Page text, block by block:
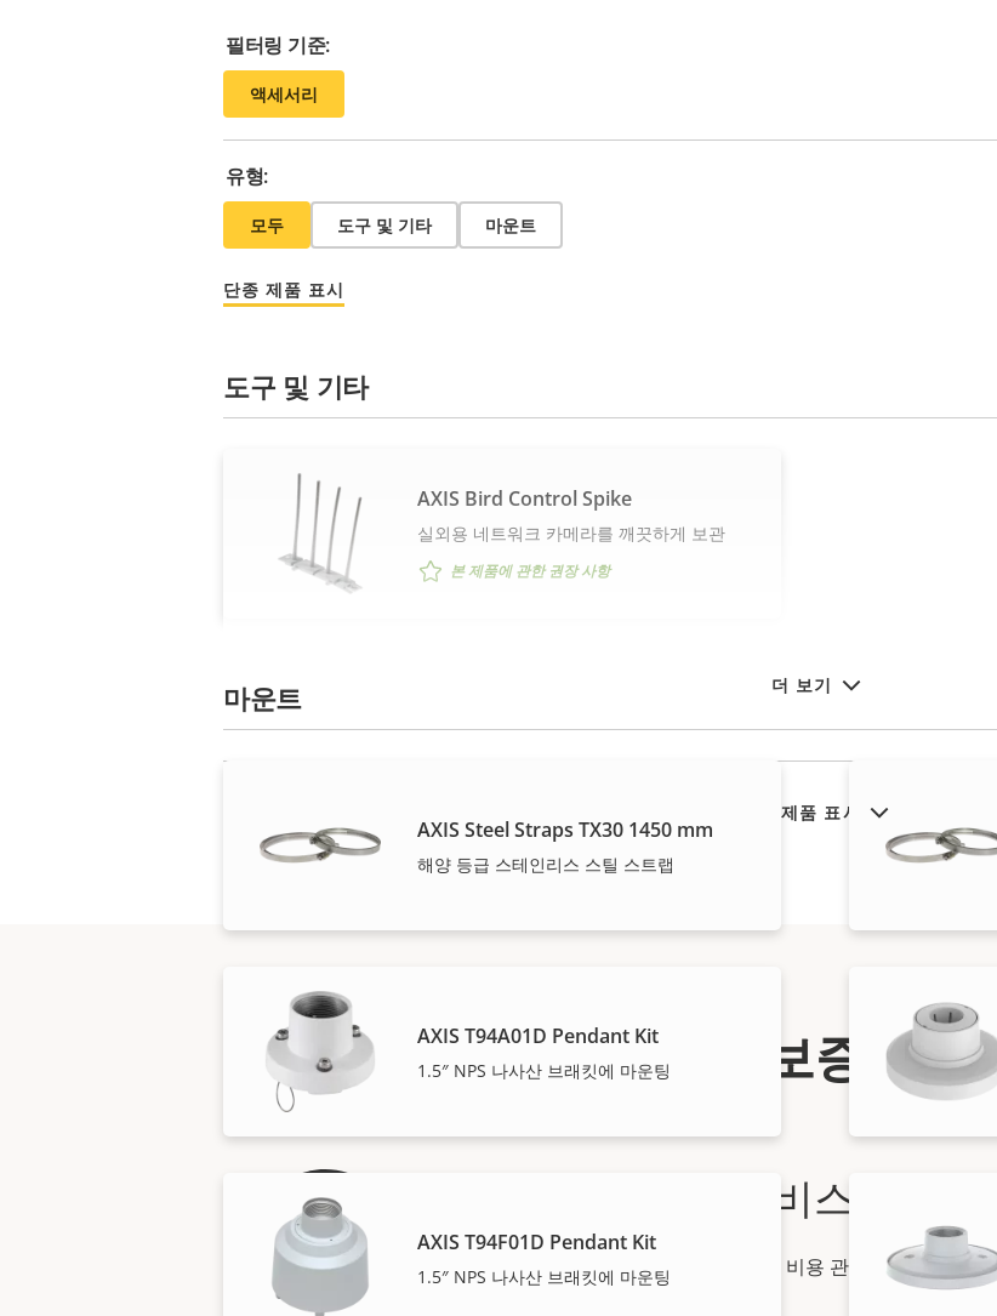
필터링 기준:
액세서리
유형:
모두 도구 및 기타 마운트
단종 제품 표시
더 보기
도구 및 기타
AXIS Bird Control Spike
실외용 네트워크 카메라를 깨끗하게 보관
본 제품에 관한 권장 사항
마운트
AXIS Steel Straps TX30 1450 mm
해양 등급 스테인리스 스틸 스트랩
AXIS T94A01D Pendant Kit
1.5″ NPS 나사산 브래킷에 마운팅
AXIS T94F01D Pendant Kit
1.5″ NPS 나사산 브래킷에 마운팅
단종 제품 표시
보증
안심할 수 있는 서비스
당사의 3년 보증으로 문제 없는 소유와 비용 관리가 이루어집니